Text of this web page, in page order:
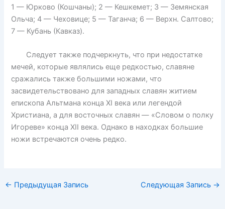
1 — Юрково (Кошчаны); 2 — Кешкемет; 3 — Земянская
Ольча; 4 — Чеховице; 5 — Таганча; 6 — Верхн. Салтово;
7 — Кубань (Кавказ).
Следует также подчеркнуть, что при недостатке
мечей, которые являлись еще редкостью, славяне
сражались также большими ножами, что
засвидетельствовано для западных славян житием
епископа Альтмана конца XI века или легендой
Христиана, а для восточных славян — «Словом о полку
Игореве» конца XII века. Однако в находках большие
ножи встречаются очень редко.
← Предыдущая Запись Следующая Запись →